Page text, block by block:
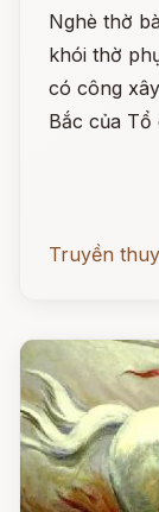
Nghè thờ
khói thờ
có công
Bắc của Tổ
Truyền